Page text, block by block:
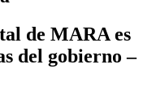
de MARA es
del gobierno –